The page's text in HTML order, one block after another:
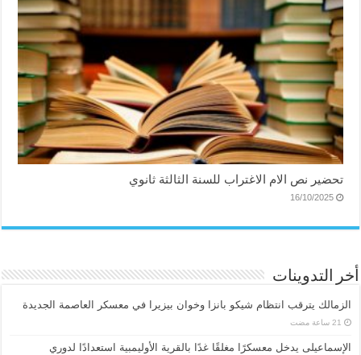
تحضير نص الام الاغتراب للسنة الثالثة ثانوي
16/10/2025
أخر التدوينات
الزمالك يترقب انتظام شيكو بانزا وخوان بيزيرا في معسكر العاصمة الجديدة
الإسماعیلی یدخل معسكرًا مغلقًا غدًا بالقرية الأوليمبية استعدادًا لدوري